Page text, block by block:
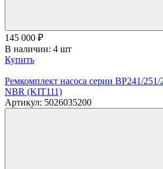
145 000 ₽
В наличии: 4 шт
Купить
Ремкомплект насоса серии BP241/
NBR (KIT111)
Артикул: 5026035200